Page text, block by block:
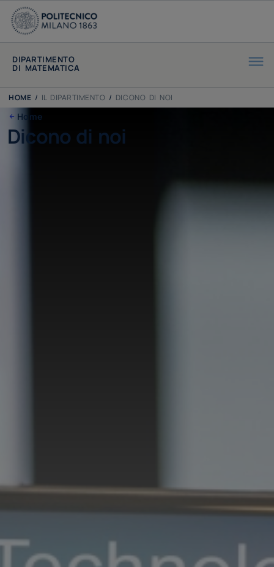
DIPARTIMENTO
DI MATEMATICA
HOME / IL DIPARTIMENTO / DICONO DI NOI
Home
Dicono di noi